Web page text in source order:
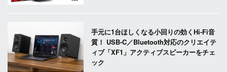
手元に1台ほしくなる小回りの効くHi-Fi音
質！ USB-C／Bluetooth対応のクリエイテ
ィブ「XF1」アクティブスピーカーをチェ
ック